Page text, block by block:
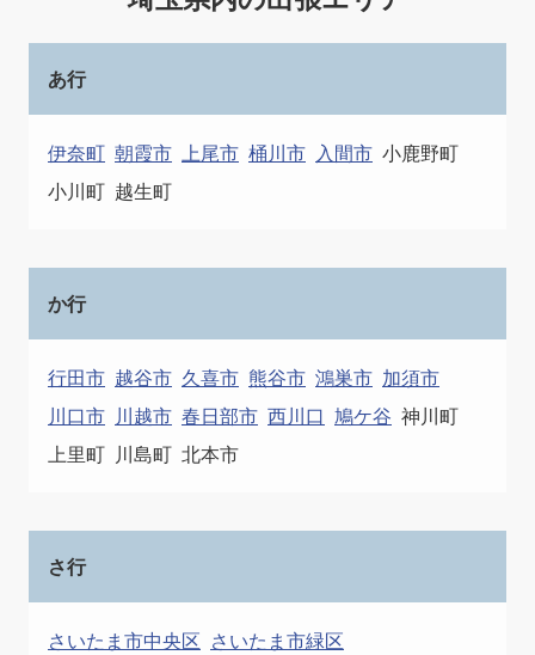
あ行
伊奈町 朝霞市 上尾市 桶川市 入間市 小鹿野町
小川町 越生町
か行
行田市 越谷市 久喜市 熊谷市 鴻巣市 加須市
川口市 川越市 春日部市 西川口 鳩ケ谷 神川町
上里町 川島町 北本市
さ行
さいたま市中央区 さいたま市緑区